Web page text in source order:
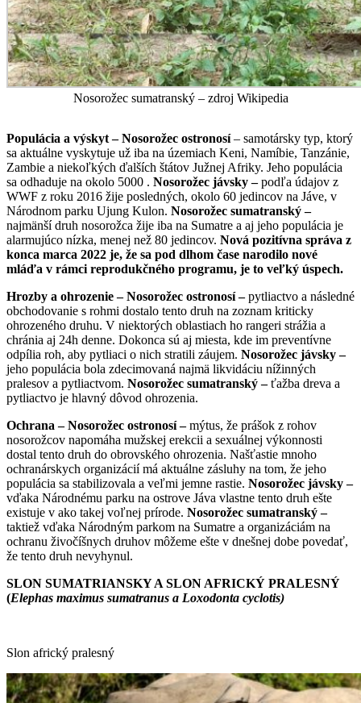
Nosorožec sumatranský – zdroj Wikipedia
Populácia a výskyt – Nosorožec ostronosí– samotársky typ, ktorý
sa aktuálne vyskytuje už iba na územiach Keni, Namíbie, Tanzánie,
Zambie a niekoľkých ďalších štátov Južnej Afriky. Jeho populácia
sa odhaduje na okolo 5000 . Nosorožec jávsky –podľa údajov z
WWF z roku 2016 žije posledných, okolo 60 jedincov na Jáve, v
Národnom parku Ujung Kulon. Nosorožec sumatranský –
najmänší druh nosorožca žije iba na Sumatre a aj jeho populácia je
alarmujúco nízka, menej než 80 jedincov. Nová pozitívna správa z
konca marca 2022 je, že sa pod dlhom čase narodilo nové
mláďa v rámci reprodukčného programu, je to veľký úspech.
Hrozby a ohrozenie – Nosorožec ostronosí –pytliactvo a následné
obchodovanie s rohmi dostalo tento druh na zoznam kriticky
ohrozeného druhu. V niektorých oblastiach ho rangeri strážia a
chránia aj 24h denne. Dokonca sú aj miesta, kde im preventívne
odpília roh, aby pytliaci o nich stratili záujem. Nosorožec jávsky –
jeho populácia bola zdecimovaná najmä likvidáciu nížinných
pralesov a pytliactvom. Nosorožec sumatranský –ťažba dreva a
pytliactvo je hlavný dôvod ohrozenia.
Ochrana – Nosorožec ostronosí –mýtus, že prášok z rohov
nosorožcov napomáha mužskej erekcii a sexuálnej výkonnosti
dostal tento druh do obrovského ohrozenia. Našťastie mnoho
ochranárskych organizácií má aktuálne zásluhy na tom, že jeho
populácia sa stabilizovala a veľmi jemne rastie. Nosorožec jávsky –
vďaka Národnému parku na ostrove Jáva vlastne tento druh ešte
existuje v ako takej voľnej prírode. Nosorožec sumatranský –
taktiež vďaka Národným parkom na Sumatre a organizáciám na
ochranu živočíšnych druhov môžeme ešte v dnešnej dobe povedať,
že tento druh nevyhynul.
SLON SUMATRIANSKY A SLON AFRICKÝ PRALESNÝ
(Elephas maximus sumatranus a Loxodonta cyclotis)
Slon africký pralesný